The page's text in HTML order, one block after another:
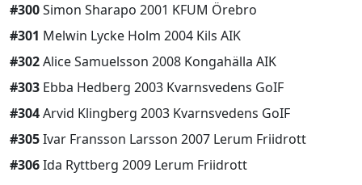
#300Simon Sharapo 2001 KFUM Örebro
#301 Melwin Lycke Holm 2004 Kils AIK
#302Alice Samuelsson 2008 Kongahälla AIK
#303 Ebba Hedberg 2003 Kvarnsvedens GoIF
#304Arvid Klingberg 2003 Kvarnsvedens GoIF
#305Ivar Fransson Larsson 2007 Lerum Friidrott
#306Ida Ryttberg 2009 Lerum Friidrott